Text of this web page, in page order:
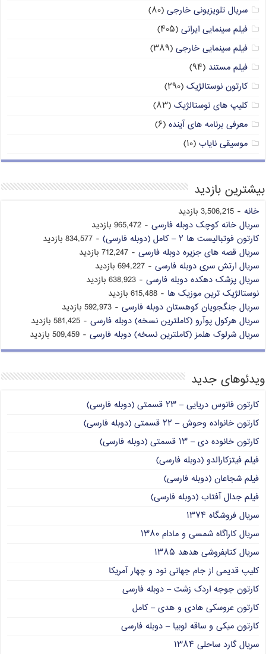
سریال تلویزیونی خارجی (۸۰)
فیلم سینمایی ایرانی (۴۰۵)
فیلم سینمایی خارجی (۳۸۹)
فیلم مستند (۹۴)
کارتون نوستالژیک (۲۹۰)
کلیپ های نوستالژیک (۸۳)
معرفی برنامه های آینده (۶)
موسیقی نایاب (۱۰)
بیشترین بازدید
خانه - 3,506,215 بازدید
سریال خانه کوچک دوبله فارسی - 965,472 بازدید
کارتون فوتبالیست ها ۲ – کامل (دوبله فارسی)
- 834,577 بازدید
سریال قصه های جزیره دوبله فارسی - 712,247 بازدید
سریال ارتش سری دوبله فارسی - 694,227 بازدید
سریال پزشک دهکده دوبله فارسی - 638,923 بازدید
نوستالژیک ترین موزیک ها - 615,488 بازدید
سریال جنگجویان کوهستان دوبله فارسی - 592,973 بازدید
سریال هرکول پوآرو (کاملترین نسخه) دوبله فارسی - 581,425 بازدید
سریال شرلوک هلمز (کاملترین نسخه) دوبله فارسی - 509,459 بازدید
ویدئوهای جدید
کارتون فانوس دریایی – ۲۳ قسمتی (دوبله فارسی)
کارتون خانواده وحوش – ۲۲ قسمتی (دوبله فارسی)
کارتون خانوده دی – ۱۳ قسمتی (دوبله فارسی)
فیلم فیتزکارالدو (دوبله فارسی)
فیلم شجاعان (دوبله فارسی)
فیلم جدال آفتاب (دوبله فارسی)
سریال فروشگاه ۱۳۷۴
سریال کاراگاه شمسی و مادام ۱۳۸۰
سریال کتابفروشی هدهد ۱۳۸۵
کلیپ قدیمی از جام جهانی نود و چهار آمریکا
کارتون جوجه اردک زشت – دوبله فارسی
کارتون عروسکی هادی و هدی – کامل
کارتون میکی و ساقه لوبیا – دوبله فارسی
سریال گارد ساحلی ۱۳۸۴